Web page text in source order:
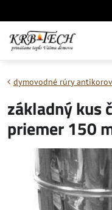
dymovodné rúry
základný kus
priemer 150